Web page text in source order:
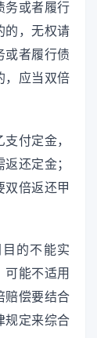
务或者履行
的，无权请
或者履行债
，应当双倍
付定金，
还定金；
双倍返还甲
的不能实
可能不适用
赔偿要结合
规定来综合